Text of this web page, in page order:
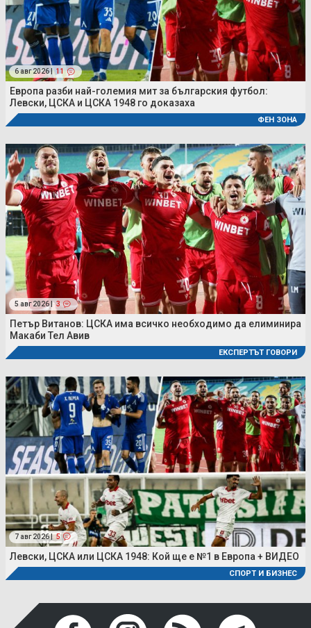
6 авг 2026 | 11
Европа разби най-големия мит за българския футбол:
Левски, ЦСКА и ЦСКА 1948 го доказаха
ФЕН ЗОНА
5 авг 2026 | 3
Петър Витанов: ЦСКА има всичко необходимо да елиминира
Макаби Тел Авив
ЕКСПЕРТЪТ ГОВОРИ
7 авг 2026 | 5
Левски, ЦСКА или ЦСКА 1948: Кой ще е №1 в Европа + ВИДЕО
СПОРТ И БИЗНЕС